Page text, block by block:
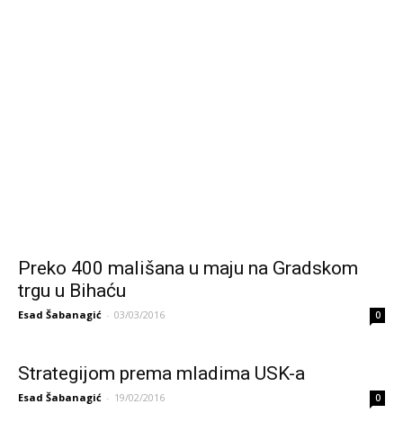
Preko 400 mališana u maju na Gradskom
trgu u Bihaću
Esad Šabanagić - 03/03/2016 0
Strategijom prema mladima USK-a
Esad Šabanagić - 19/02/2016 0